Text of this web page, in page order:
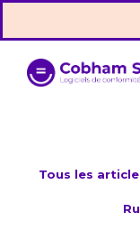
Tous les